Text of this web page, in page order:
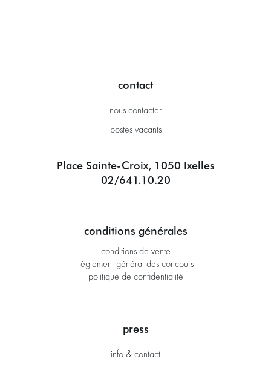
contact
nous contacter
postes vacants
Place Sainte-Croix, 1050 Ixelles
02/641.10.20
conditions générales
conditions de vente
règlement général des concours
politique de confidentialité
press
info & contact